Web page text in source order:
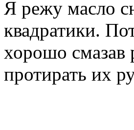
Я режу масло
квадратики.
хорошо смазав
протирать их